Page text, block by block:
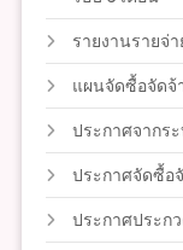
รายงานรายจ่
แผนจัดซื้อจัดจ้
ประกาศจากร
ประกาศจัดซื้อ
ประกาศประก